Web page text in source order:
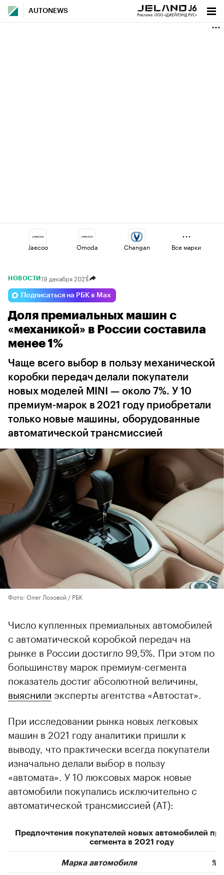
AUTONEWS
Jaecoo Omoda Changan
Haval Geely
Volga Lada Voyah
Все марки
НОВОСТИ 19 декабря 2021
Подписаться на РБК в Max
Доля премиальных машин с
«механикой» в России составила
менее 1%
Чаще всего выбор в пользу механической
коробки передач делали покупатели
новых моделей MINI — около 7%. У 10
премиум-марок в 2021 году приобретали
только новые машины, оборудованные
автоматической трансмиссией
Фото: Олег Лозовой / РБК
Число купленных премиальных автомобилей
с автоматической коробкой передач на
рынке в России достигло 99,5%. При этом по
большинству марок премиум-сегмента
показатель достиг абсолютной величины,
выяснили эксперты агентства «Автостат».
При исследовании рынка новых легковых
машин в 2021 году аналитики пришли к
выводу, что практически всегда покупатели
изначально делали выбор в пользу
«автомата». У 10 люксовых марок новые
автомобили покупались исключительно с
автоматической трансмиссией (АТ):
Предпочтения покупателей новых автомобилей
сегмента в 2021 году
Марка автомобиля %